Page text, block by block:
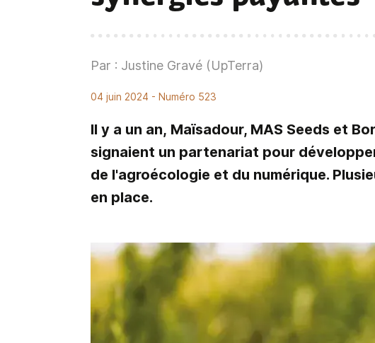
Par : Justine Gravé (UpTerra)
04 juin 2024 - Numéro 523
Il y a un an, Maïsadour, MAS Seeds et
signaient un partenariat pour
de l'agroécologie et du numérique.
en place.